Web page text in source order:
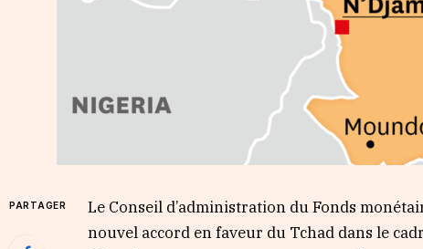
PARTAGER
Le Conseil d’administration du Fonds
nouvel accord en faveur du Tchad dans le